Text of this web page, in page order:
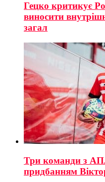
Гецко критикує
виносити
загал
Три команди з
придбанням